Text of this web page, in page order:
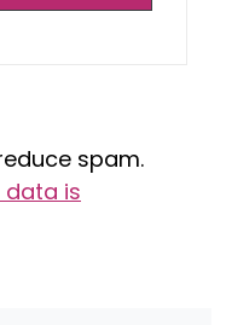
spam.
data is